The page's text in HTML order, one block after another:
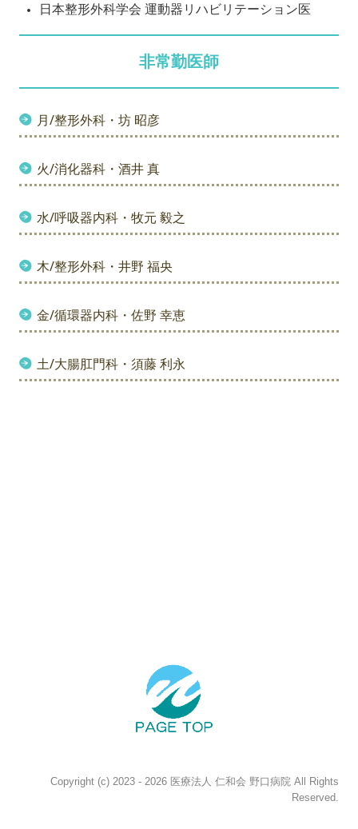
日本整形外科学会 運動器リハビリテーション医
非常勤医師
月/整形外科・坊 昭彦
火/消化器科・酒井 真
水/呼吸器内科・牧元 毅之
木/整形外科・井野 福央
金/循環器内科・佐野 幸恵
土/大腸肛門科・須藤 利永
Copyright (c) 2023 - 2026 医療法人 仁和会 野口病院 All Rights
Reserved.